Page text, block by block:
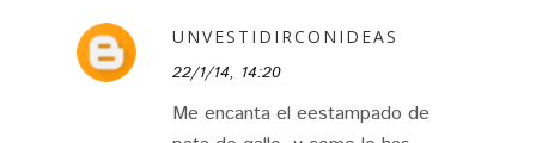
UNVESTIDIRCONIDEAS
22/1/14, 14:20
Me encanta el eestampado de